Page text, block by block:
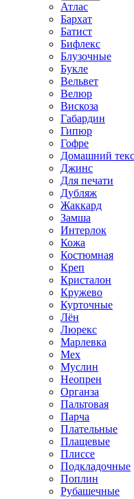
Атлас
Бархат
Батист
Бифлекс
Блузочные
Букле
Вельвет
Велюр
Вискоза
Габардин
Гипюр
Гофре
Домашний
Джинс
Для печати
Дубляж
Жаккард
Замша
Интерлок
Кожа
Костюмная
Креп
Кристалон
Кружево
Курточные
Лён
Люрекс
Марлевка
Мех
Муслин
Неопрен
Органза
Пальтовая
Парча
Плательные
Плащевые
Плиссе
Подкладочные
Поплин
Рубашечные